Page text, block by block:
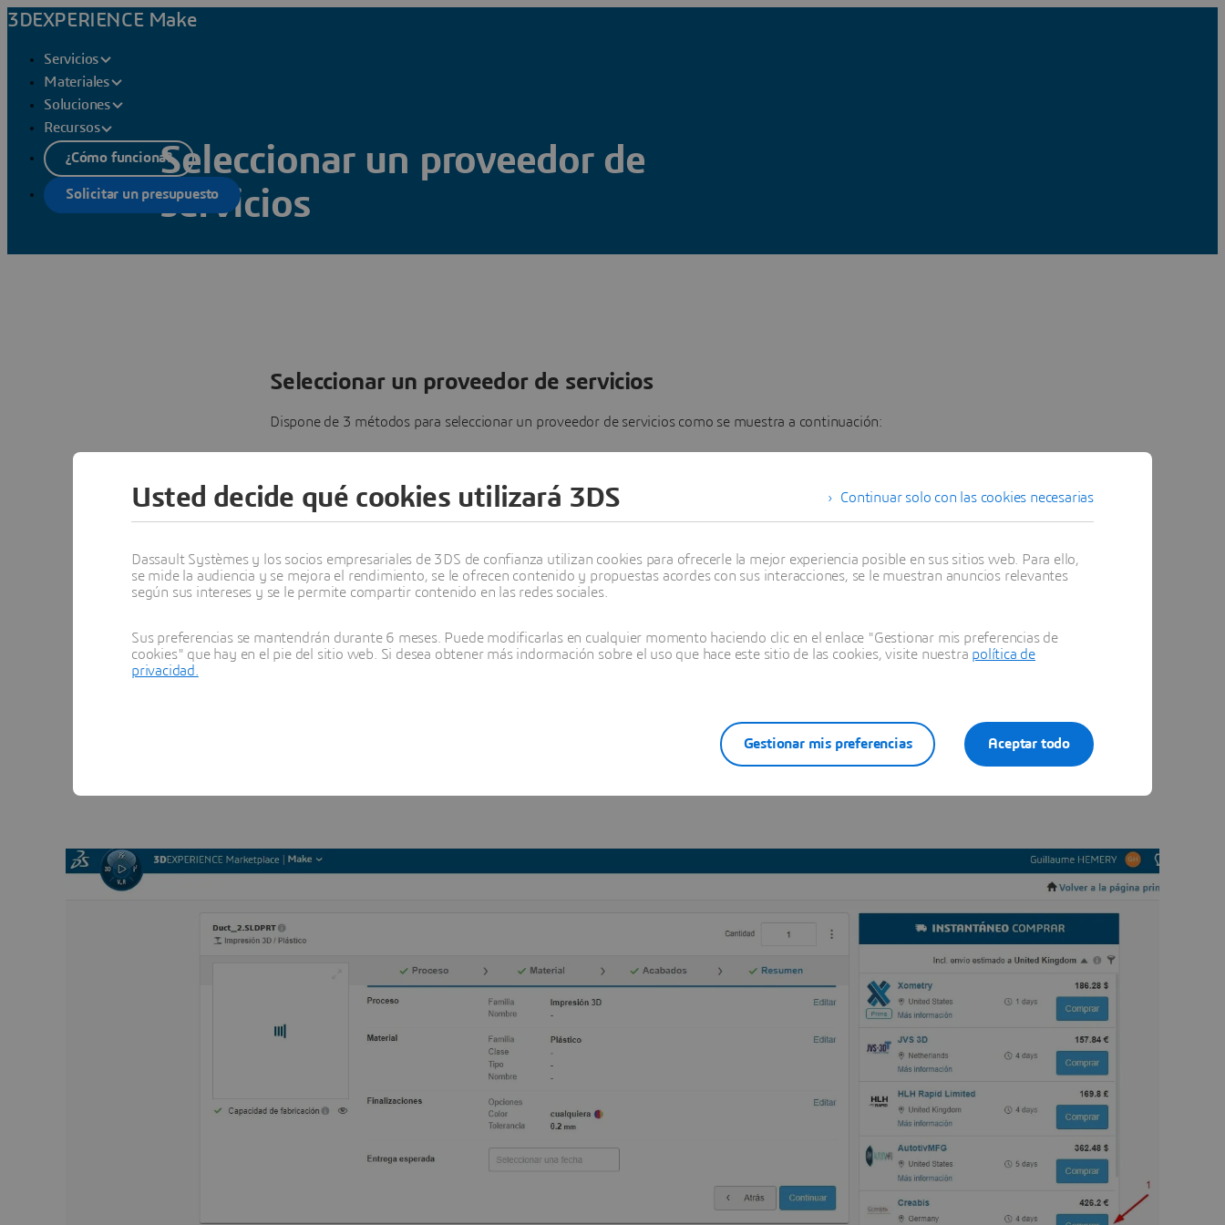
3DEXPERIENCE Make
Servicios
Materiales
Soluciones
Recursos
¿Cómo funciona?
Solicitar un presupuesto
Seleccionar un proveedor de
servicios
Seleccionar un proveedor de servicios
Dispone de 3 métodos para seleccionar un proveedor de servicios como se muestra a continuación:
Notificar a todos los proveedores: haciendo clic en "siguiente" puede notificar a todos los proveedores que
Seleccionar hasta 3 proveedores: podrá elegir 3 proveedores de la lista proporcionada. Esto es lo mejor
para proyectos de fabricación.
Estos vendedores responderán a su solicitud y le proporcionarán información adicional sobre la capacidad, la
tolerancia, el tiempo de entrega y los precios. Haga clic en "Más información" para acceder a la sala de
Continuar solo con las cookies necesarias
Usted decide qué cookies utilizará 3DS
Dassault Systèmes y los socios empresariales de 3DS de confianza utilizan cookies para ofrecerle la mejor experiencia posible en sus sitios web. Para ello,
se mide la audiencia y se mejora el rendimiento, se le ofrecen contenido y propuestas acordes con sus interacciones, se le muestran anuncios relevantes
según sus intereses y se le permite compartir contenido en las redes sociales.
Sus preferencias se mantendrán durante 6 meses. Puede modificarlas en cualquier momento haciendo clic en el enlace "Gestionar mis preferencias de
cookies" que hay en el pie del sitio web. Si desea obtener más indormación sobre el uso que hace este sitio de las cookies, visite nuestra política de
privacidad.
Aceptar todo
Gestionar mis preferencias